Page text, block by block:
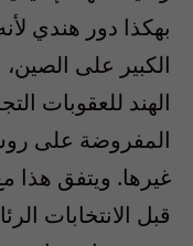
بهكذا دور هندي
الكبير على
الهند للعقوبات
المفروضة على
غيرها. ويتفق هذا
قبل الانتخابات